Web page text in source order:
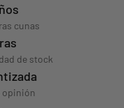
cunas
de stock
opinión